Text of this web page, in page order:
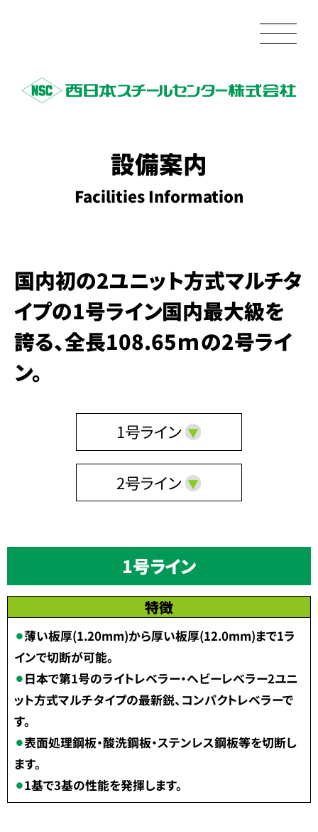
設備案内
Facilities Information
国内初の2ユニット方式マルチタ
イプの1号ライン国内最大級を
誇る、全長108.65ｍの2号ライ
ン。
1号ライン
2号ライン
1号ライン
特徴
薄い板厚(1.20mm)から厚い板厚(12.0mm)まで1ラ
インで切断が可能。
日本で第1号のライトレベラー・ヘビーレベラー2ユニ
ット方式マルチタイプの最新鋭、コンパクトレベラーで
す。
表面処理鋼板・酸洗鋼板・ステンレス鋼板等を切断し
ます。
1基で3基の性能を発揮します。